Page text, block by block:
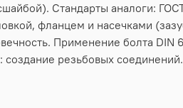
Стандарты аналоги:
фланцем и насечками
Применение болта
создание резьбовых